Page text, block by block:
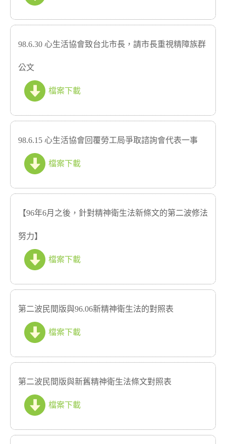
98.6.30 心生活協會致台北市長，請市長重視精障族群
公文
檔案下載
98.6.15 心生活協會回覆勞工局爭取諮詢會代表一事
檔案下載
【96年6月之後，針對精神衛生法新條文的第二波修法
努力】
檔案下載
第二波民間版與96.06新精神衛生法的對照表
檔案下載
第二波民間版與新舊精神衛生法條文對照表
檔案下載